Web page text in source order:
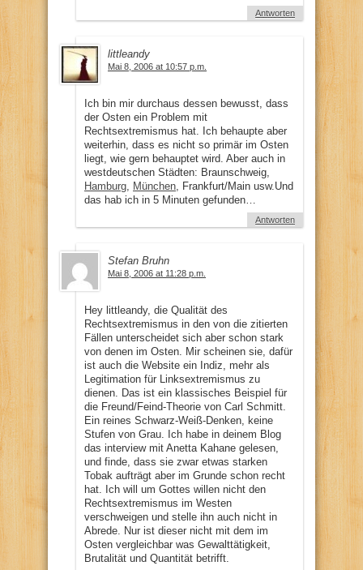
Antworten
littleandy
Mai 8, 2006 at 10:57 p.m.
Ich bin mir durchaus dessen bewusst, dass
der Osten ein Problem mit
Rechtsextremismus hat. Ich behaupte aber
weiterhin, dass es nicht so primär im Osten
liegt, wie gern behauptet wird. Aber auch in
westdeutschen Städten: Braunschweig,
Hamburg München , Frankfurt/Main usw.Und
das hab ich in 5 Minuten gefunden…
Antworten
Stefan Bruhn
Mai 8, 2006 at 11:28 p.m.
Hey littleandy, die Qualität des
Rechtsextremismus in den von die zitierten
Fällen unterscheidet sich aber schon stark
von denen im Osten. Mir scheinen sie, dafür
ist auch die Website ein Indiz, mehr als
Legitimation für Linksextremismus zu
dienen. Das ist ein klassisches Beispiel für
die Freund/Feind-Theorie von Carl Schmitt.
Ein reines Schwarz-Weiß-Denken, keine
Stufen von Grau. Ich habe in deinem Blog
das interview mit Anetta Kahane gelesen,
und finde, dass sie zwar etwas starken
Tobak aufträgt aber im Grunde schon recht
hat. Ich will um Gottes willen nicht den
Rechtsextremismus im Westen
verschweigen und stelle ihn auch nicht in
Abrede. Nur ist dieser nicht mit dem im
Osten vergleichbar was Gewalttätigkeit,
Brutalität und Quantität betrifft.